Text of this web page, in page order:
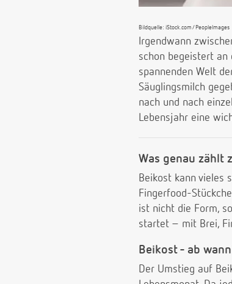
Bildquelle: iStock.com/PeopleImages
Irgendwann
schon begeistert an
spannenden Welt
Säuglingsmilch
nach und nach
Lebensjahr eine
Was genau zählt
Beikost kann vieles
Fingerfood-
ist nicht die Form,
startet – mit Brei,
Beikost - ab
Der Umstieg auf